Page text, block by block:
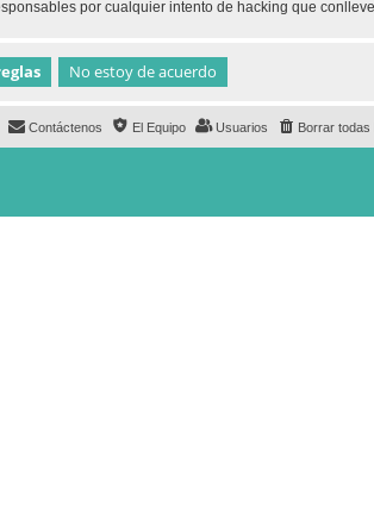
por cualquier intento de hacking que
Borrar todas
Usuarios
El Equipo
Contáctenos